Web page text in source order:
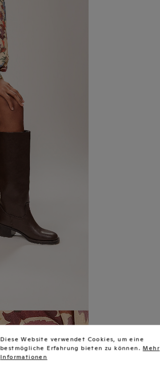
Diese Website verwendet Cookies, um eine
bestmögliche Erfahrung bieten zu können. Mehr
Informationen